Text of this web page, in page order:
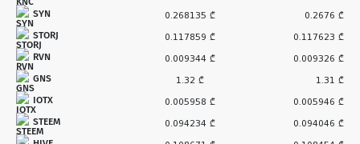
SYN 0.268135 ₾ 0.2676 ₾
STORJ 0.117859 ₾ 0.117623 ₾
RVN 0.009344 ₾ 0.009326 ₾
GNS 1.32 ₾ 1.31 ₾
IOTX 0.005958 ₾ 0.005946 ₾
STEEM 0.094234 ₾ 0.094046 ₾